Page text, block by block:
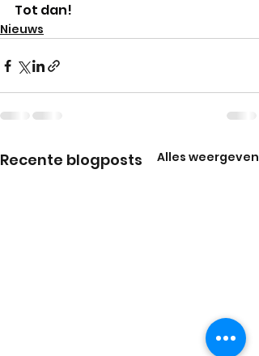
Tot dan!
Nieuws
Recente blogposts Alles weergeven